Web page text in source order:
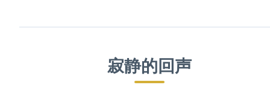
寂静的回声